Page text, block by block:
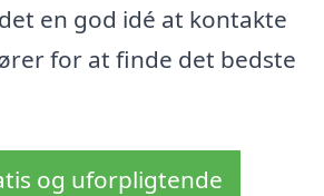
en god idé at kontakte
for at finde det bedste
og uforpligtende